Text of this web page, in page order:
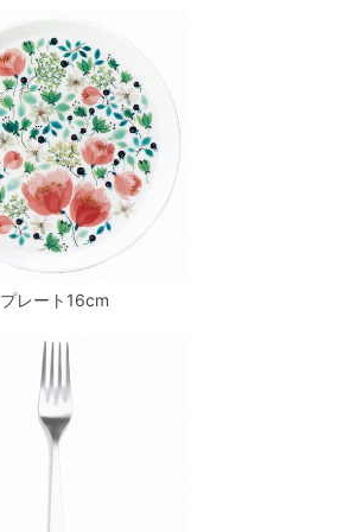
プレート16cm